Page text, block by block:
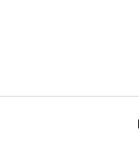
lærlinger i